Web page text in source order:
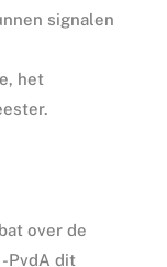
signalen
het
over de
PvdA dit